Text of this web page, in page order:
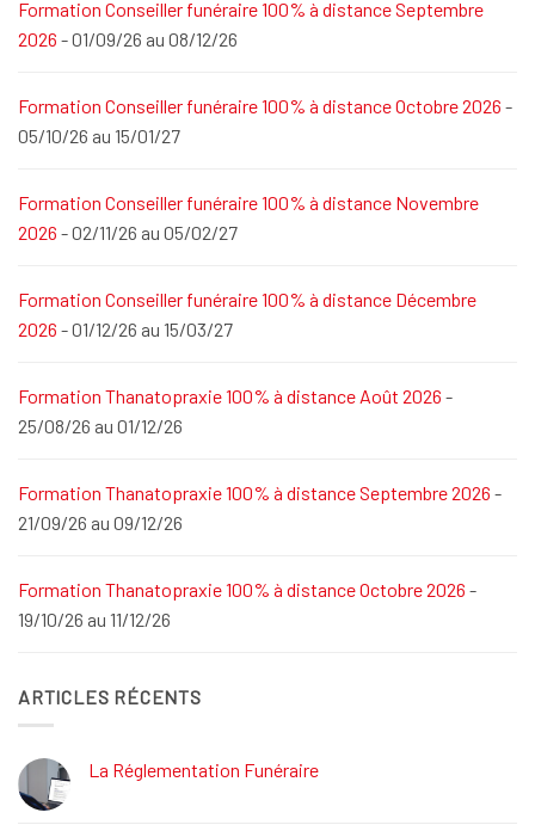
Formation Conseiller funéraire 100% à distance Septembre
2026 - 01/09/26 au 08/12/26
Formation Conseiller funéraire 100% à distance Octobre 2026 -
05/10/26 au 15/01/27
Formation Conseiller funéraire 100% à distance Novembre
2026 - 02/11/26 au 05/02/27
Formation Conseiller funéraire 100% à distance Décembre
2026 - 01/12/26 au 15/03/27
Formation Thanatopraxie 100% à distance Août 2026 -
25/08/26 au 01/12/26
Formation Thanatopraxie 100% à distance Septembre 2026 -
21/09/26 au 09/12/26
Formation Thanatopraxie 100% à distance Octobre 2026 -
19/10/26 au 11/12/26
ARTICLES RÉCENTS
La Réglementation Funéraire